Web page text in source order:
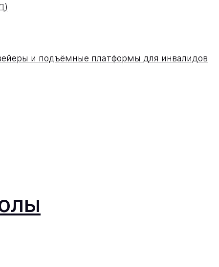
и подъёмные платформы для инвалидов